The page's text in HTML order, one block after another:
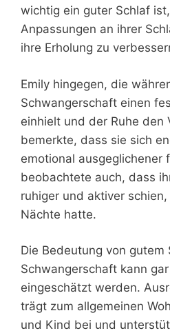
wichtig ein guter Schlaf
Anpassungen an ihrer
ihre Erholung zu
Emily hingegen, die
Schwangerschaft einen
einhielt und der Ruhe den
bemerkte, dass sie sich
emotional ausgeglichener
beobachtete auch, dass
ruhiger und aktiver
Nächte hatte.
Die Bedeutung von
Schwangerschaft kann
eingeschätzt werden.
trägt zum allgemeinen
und Kind bei und